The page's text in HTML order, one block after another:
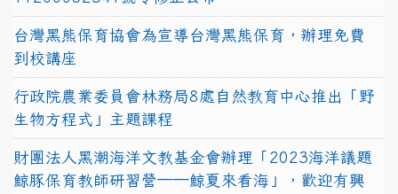
台灣黑熊保育協會為宣導台灣黑熊保育，辦理免費
到校講座
行政院農業委員會林務局8處自然教育中心推出「野
生物方程式」主題課程
財團法人黑潮海洋文教基金會辦理「2023海洋議題
鯨豚保育教師研習營──鯨夏來看海」，歡迎有興